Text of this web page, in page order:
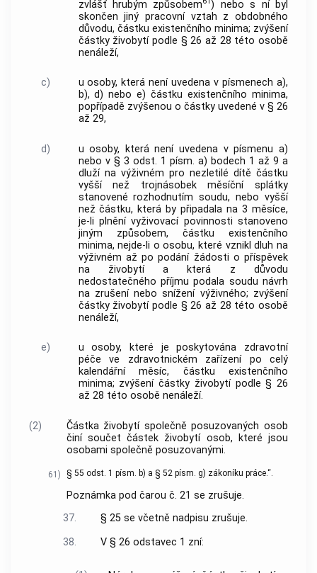
zvlášť hrubým způsobem
) nebo s ní byl
skončen jiný pracovní vztah z obdobného
důvodu, částku existenčního minima; zvýšení
částky živobytí podle § 26 až 28 této osobě
nenáleží,
c)
u osoby, která není uvedena v písmenech a),
b), d) nebo e) částku existenčního minima,
popřípadě zvýšenou o částky uvedené v § 26
až 29,
d)
u osoby, která není uvedena v písmenu a)
nebo v § 3 odst. 1 písm. a) bodech 1 až 9 a
dluží na výživném pro nezletilé dítě částku
vyšší než trojnásobek měsíční splátky
stanovené rozhodnutím soudu, nebo vyšší
než částku, která by připadala na 3 měsíce,
je-li plnění vyživovací povinnosti stanoveno
jiným způsobem, částku existenčního
minima, nejde-li o osobu, které vznikl dluh na
výživném až po podání žádosti o příspěvek
na živobytí a která z důvodu
nedostatečného příjmu podala soudu návrh
na zrušení nebo snížení výživného; zvýšení
částky živobytí podle § 26 až 28 této osobě
nenáleží,
e)
u osoby, které je poskytována zdravotní
péče ve zdravotnickém zařízení po celý
kalendářní měsíc, částku existenčního
minima; zvýšení částky živobytí podle § 26
až 28 této osobě nenáleží.
(2)
Částka živobytí společně posuzovaných osob
činí součet částek živobytí osob, které jsou
osobami společně posuzovanými.
61) § 55 odst. 1 písm. b) a § 52 písm. g) zákoníku práce.“.
Poznámka pod čarou č. 21 se zrušuje.
37.
§ 25 se včetně nadpisu zrušuje.
38.
V § 26 odstavec 1 zní: